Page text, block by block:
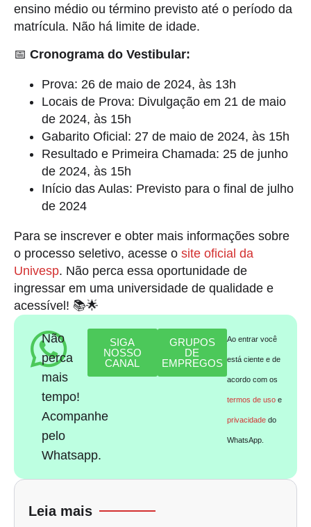
ensino médio ou término previsto até o período da
matrícula. Não há limite de idade.
📅 Cronograma do Vestibular:
Prova: 26 de maio de 2024, às 13h
Locais de Prova: Divulgação em 21 de maio
de 2024, às 15h
Gabarito Oficial: 27 de maio de 2024, às 15h
Resultado e Primeira Chamada: 25 de junho
de 2024, às 15h
Início das Aulas: Previsto para o final de julho
de 2024
Para se inscrever e obter mais informações sobre
o processo seletivo, acesse o site oficial da
Univesp. Não perca essa oportunidade de
ingressar em uma universidade de qualidade e
acessível! 📚🌟
Não
perca
mais
tempo!
Acompanhe
pelo
Whatsapp.
SIGA
NOSSO
CANAL
GRUPOS
DE
EMPREGOS
Ao entrar você
está ciente e de
acordo com os
termos de uso e
privacidade do
WhatsApp.
Leia mais